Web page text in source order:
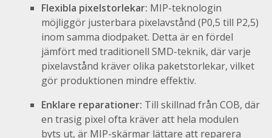
Flexibla pixelstorlekar: MIP-teknologin
möjliggör justerbara pixelavstånd (P0,5 till P2,5)
inom samma diodpaket. Detta är en fördel
jämfört med traditionell SMD-teknik, där varje
pixelavstånd kräver olika paketstorlekar, vilket
gör produktionen mindre effektiv.
Enklare reparationer: Till skillnad från COB, där
en trasig pixel ofta kräver att hela modulen
byts ut, är MIP-skärmar lättare att reparera